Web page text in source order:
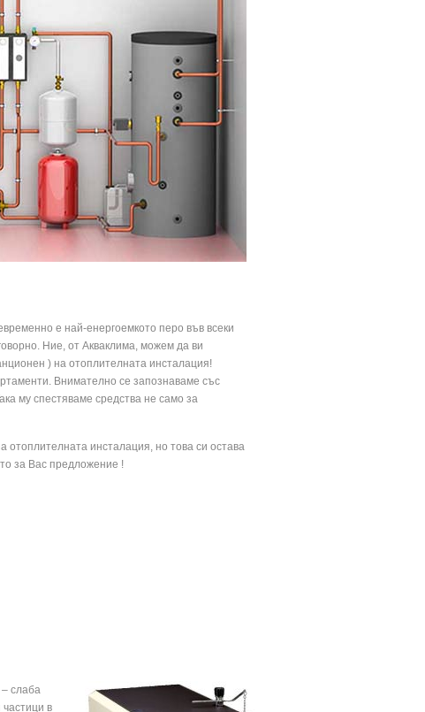
е най-енергоемкото перо във всеки
Ние, от Акваклима, можем да ви
) на отоплителната инсталация!
Внимателно се запознаваме със
му спестяваме средства не само за
отоплителната инсталация, но това си остава
за Вас предложение !
слаба
в